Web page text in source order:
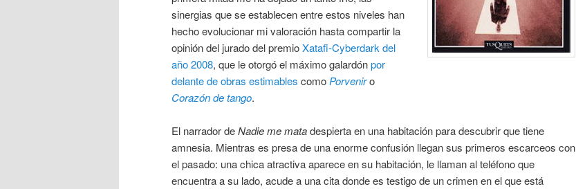
sinergias que se establecen entre estos niveles han
hecho evolucionar mi valoración hasta compartir la
opinión del jurado del premioXatafi-Cyberdark del
año 2008, que le otorgó el máximo galardónpor
delante de obras estimables como Porveniro
Corazón de tango.
El narrador deNadie me matadespierta en una habitación para descubrir que tiene
amnesia. Mientras es presa de una enorme confusión llegan sus primeros escarceos con
el pasado: una chica atractiva aparece en su habitación, le llaman al teléfono que
encuentra a su lado, acude a una cita donde es testigo de un crimen en el que está